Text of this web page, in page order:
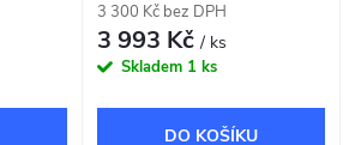
3 300 Kč bez DPH
3 993 Kč/ ks
Skladem 1 ks
DO KOŠÍKU